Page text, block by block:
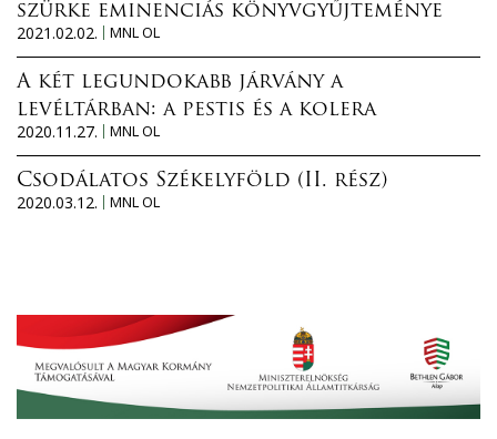
szürke eminenciás könyvgyűjteménye
2021.02.02.
MNL OL
A két legundokabb járvány a
levéltárban: a pestis és a kolera
2020.11.27.
MNL OL
Csodálatos Székelyföld (II. rész)
2020.03.12.
MNL OL